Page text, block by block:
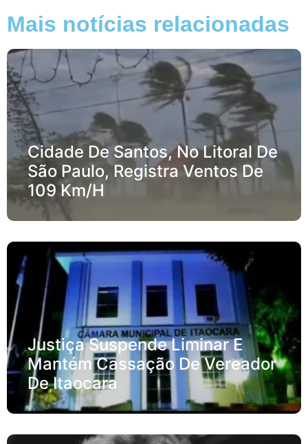
Mais notícias relacionadas
Cidade De Santos, No Litoral De
São Paulo, Registra Ventos De
109 Km/h
Justiça Suspende Liminar E
Mantém Cassação De Vereador
De Itaocara